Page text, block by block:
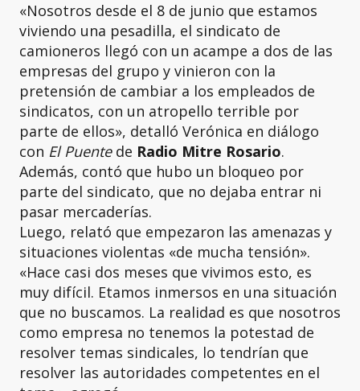
«Nosotros desde el 8 de junio que estamos
viviendo una pesadilla, el sindicato de
camioneros llegó con un acampe a dos de las
empresas del grupo y vinieron con la
pretensión de cambiar a los empleados de
sindicatos, con un atropello terrible por
parte de ellos», detalló Verónica en diálogo
con El Puente de Radio Mitre Rosario.
Además, contó que hubo un bloqueo por
parte del sindicato, que no dejaba entrar ni
pasar mercaderías.
Luego, relató que empezaron las amenazas y
situaciones violentas «de mucha tensión».
«Hace casi dos meses que vivimos esto, es
muy difícil. Etamos inmersos en una situación
que no buscamos. La realidad es que nosotros
como empresa no tenemos la potestad de
resolver temas sindicales, lo tendrían que
resolver las autoridades competentes en el